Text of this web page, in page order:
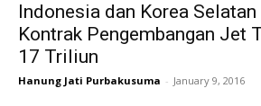
Indonesia dan Korea Selatan
Kontrak Pengembangan Jet
17 Triliun
Hanung Jati Purbakusuma - January 9, 2016